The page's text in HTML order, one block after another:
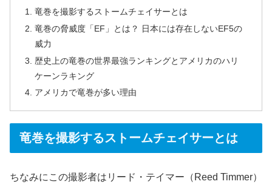
竜巻を撮影するストームチェイサーとは
竜巻の脅威度「EF」とは？ 日本には存在しないEF5の
威力
歴史上の竜巻の世界最強ランキングとアメリカのハリ
ケーンラキング
アメリカで竜巻が多い理由
竜巻を撮影するストームチェイサーとは
ちなみにこの撮影者はリード・テイマー（Reed Timmer）